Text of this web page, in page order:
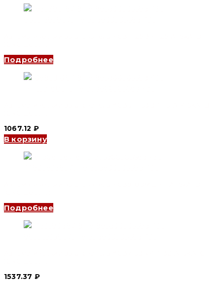
Подробнее
1067.12 ₽
В корзину
Подробнее
1537.37 ₽